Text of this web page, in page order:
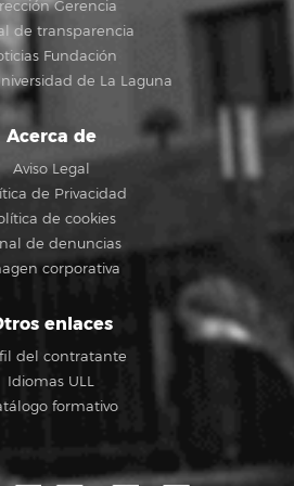
Gerencia
de transparencia
Fundación
de La Laguna
Acerca de
Aviso Legal
de Privacidad
de cookies
de denuncias
corporativa
enlaces
del contratante
Idiomas ULL
formativo